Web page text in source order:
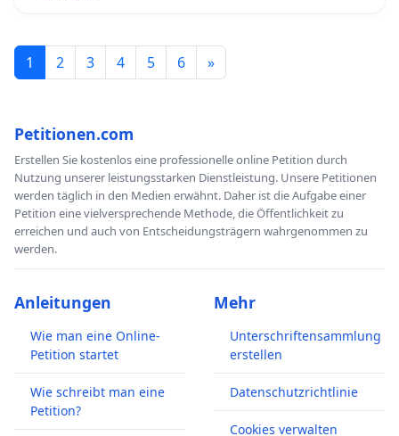
1 2 3 4 5 6 »
Petitionen.com
Erstellen Sie kostenlos eine professionelle online Petition durch
Nutzung unserer leistungsstarken Dienstleistung. Unsere Petitionen
werden täglich in den Medien erwähnt. Daher ist die Aufgabe einer
Petition eine vielversprechende Methode, die Öffentlichkeit zu
erreichen und auch von Entscheidungsträgern wahrgenommen zu
werden.
Anleitungen
Wie man eine Online-
Petition startet
Wie schreibt man eine
Petition?
Mehr
Unterschriftensammlung
erstellen
Datenschutzrichtlinie
Cookies verwalten